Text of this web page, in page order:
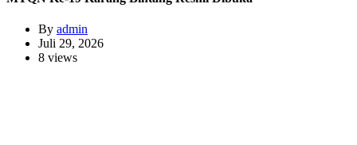
By admin
Juli 29, 2026
8 views